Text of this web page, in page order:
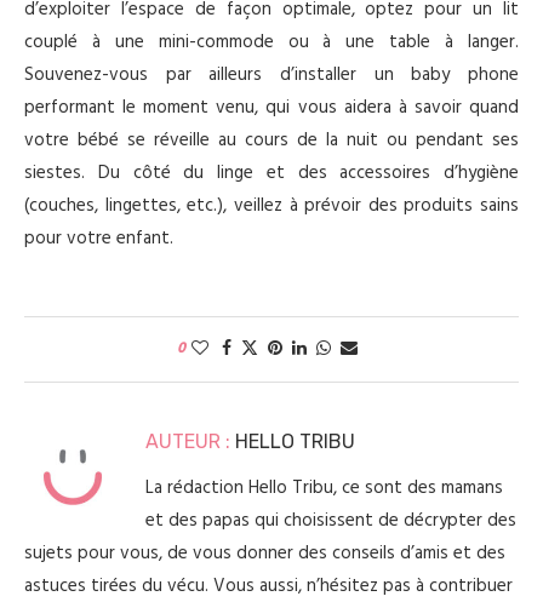
d’exploiter l’espace de façon optimale, optez pour un lit
couplé à une mini-commode ou à une table à langer.
Souvenez-vous par ailleurs d’installer un baby phone
performant le moment venu, qui vous aidera à savoir quand
votre bébé se réveille au cours de la nuit ou pendant ses
siestes. Du côté du linge et des accessoires d’hygiène
(couches, lingettes, etc.), veillez àprévoir des produits sains
pour votre enfant.
0
AUTEUR : HELLO TRIBU
La rédaction Hello Tribu, ce sont des mamans
et des papas qui choisissent de décrypter des
sujets pour vous, de vous donner des conseils d’amis et des
astuces tirées du vécu. Vous aussi, n’hésitez pas à contribuer